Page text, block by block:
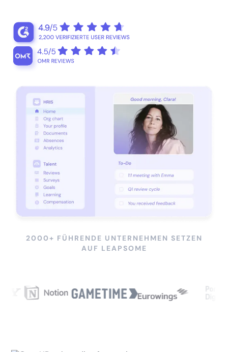
2000+ FÜHRENDE UNTERNEHMEN SETZEN
AUF LEAPSOME